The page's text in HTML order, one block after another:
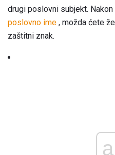
drugi poslovni subjekt.
poslovno ime , možda ćete
zaštitni znak.